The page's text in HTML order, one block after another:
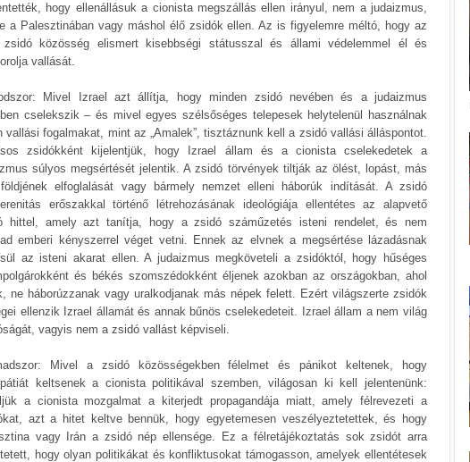
hogy ellenállásuk a cionista megszállás ellen irányul, nem a judaizmus,
a Palesztinában vagy máshol élő zsidók ellen. Az is figyelemre méltó, hogy az
zsidó közösség elismert kisebbségi státusszal és állami védelemmel él és
vallását.
Mivel Izrael azt állítja, hogy minden zsidó nevében és a judaizmus
cselekszik – és mivel egyes szélsőséges telepesek helytelenül használnak
vallási fogalmakat, mint az „Amalek”, tisztáznunk kell a zsidó vallási álláspontot.
zsidókként kijelentjük, hogy Izrael állam és a cionista cselekedetek a
súlyos megsértését jelentik. A zsidó törvények tiltják az ölést, lopást, más
elfoglalását vagy bármely nemzet elleni háborúk indítását. A zsidó
erőszakkal történő létrehozásának ideológiája ellentétes az alapvető
hittel, amely azt tanítja, hogy a zsidó száműzetés isteni rendelet, és nem
emberi kényszerrel véget vetni. Ennek az elvnek a megsértése lázadásnak
az isteni akarat ellen. A judaizmus megköveteli a zsidóktól, hogy hűséges
és békés szomszédokként éljenek azokban az országokban, ahol
ne háborúzzanak vagy uralkodjanak más népek felett. Ezért világszerte zsidók
ellenzik Izrael államát és annak bűnös cselekedeteit. Izrael állam a nem világ
vagyis nem a zsidó vallást képviseli.
Mivel a zsidó közösségekben félelmet és pánikot keltenek, hogy
keltsenek a cionista politikával szemben, világosan ki kell jelentenünk:
a cionista mozgalmat a kiterjedt propagandája miatt, amely félrevezeti a
azt a hitet keltve bennük, hogy egyetemesen veszélyeztetettek, és hogy
vagy Irán a zsidó nép ellensége. Ez a félretájékoztatás sok zsidót arra
hogy olyan politikákat és konfliktusokat támogasson, amelyek ellentétesek